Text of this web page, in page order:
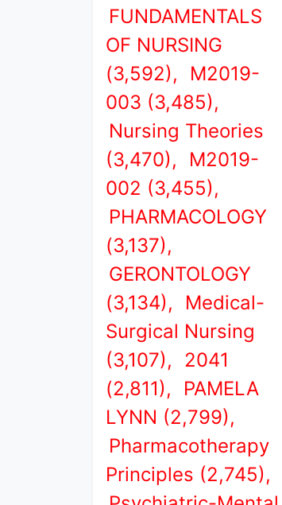
FUNDAMENTALS
OF NURSING
(3,592),
M2019-
003 (3,485),
Nursing Theories
(3,470),
M2019-
002 (3,455),
PHARMACOLOGY
(3,137),
GERONTOLOGY
(3,134),
Medical-
Surgical Nursing
(3,107),
2041
(2,811),
PAMELA
LYNN (2,799),
Pharmacotherapy
Principles (2,745),